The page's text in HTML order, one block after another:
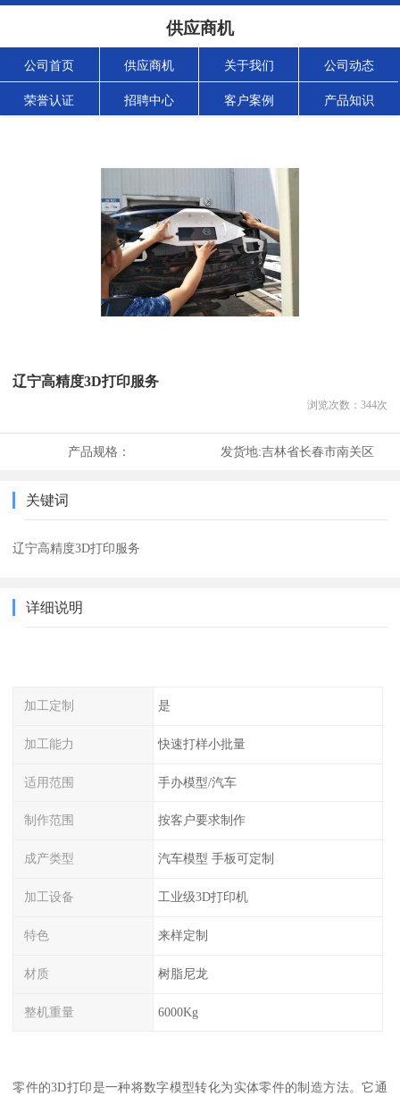
供应商机
公司首页 供应商机 关于我们 公司动态
荣誉认证 招聘中心 客户案例 产品知识
辽宁高精度3D打印服务
浏览次数： 344次
产品规格： 发货地:吉林省长春市南关区
关键词
辽宁高精度3D打印服务
详细说明
加工定制 是
加工能力 快速打样小批量
适用范围 手办模型/汽车
制作范围 按客户要求制作
成产类型 汽车模型 手板可定制
加工设备 工业级3D打印机
特色 来样定制
材质 树脂尼龙
整机重量 6000Kg
零件的3D打印是一种将数字模型转化为实体零件的制造方法。它通